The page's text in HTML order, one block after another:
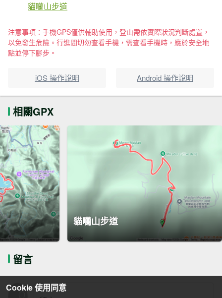
貓囒山步道
注意事項：手機GPS僅供輔助使用，登山需依實際狀況判斷處置，
以免發生危險。行進間切勿查看手機，需查看手機時，應於安全地
點並停下腳步。
iOS 操作說明 Android 操作說明
相關GPX
貓囒山步道
留言
Cookie 使用同意